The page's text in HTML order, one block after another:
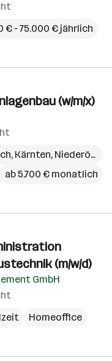
€ – 75.000 € jährlich
(w/m/x)
, Kärnten, Niederösterreich
ab 5.700 € monatlich
(m/w/d)
GmbH
Homeoffice